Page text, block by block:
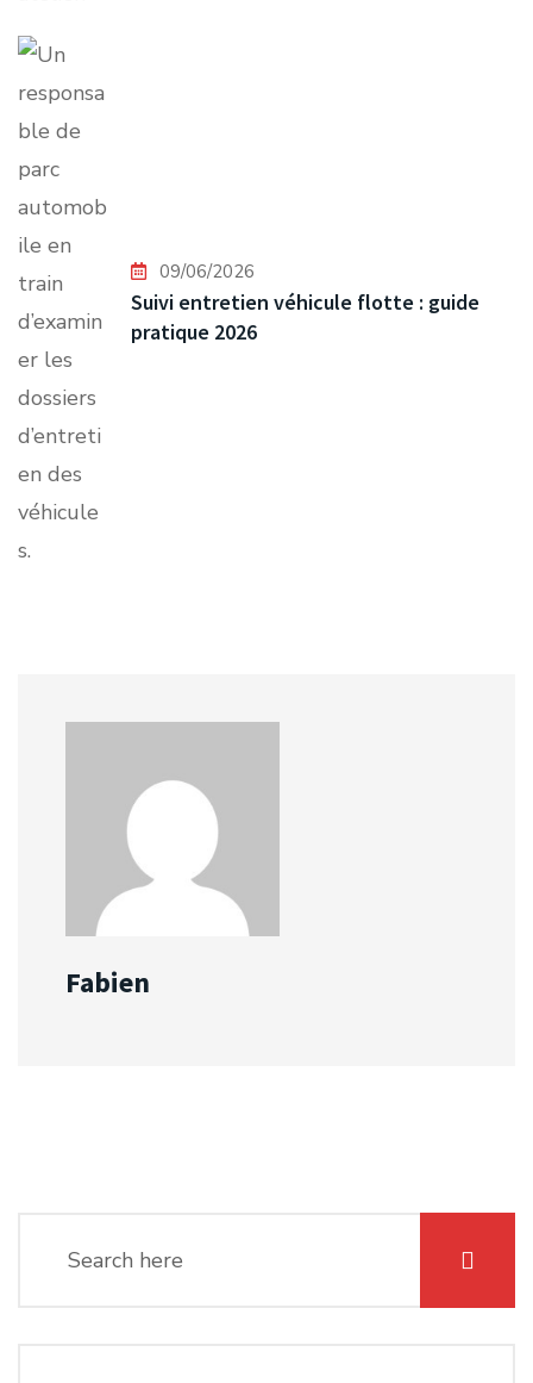
09/06/2026
Suivi entretien véhicule flotte : guide
pratique 2026
Fabien